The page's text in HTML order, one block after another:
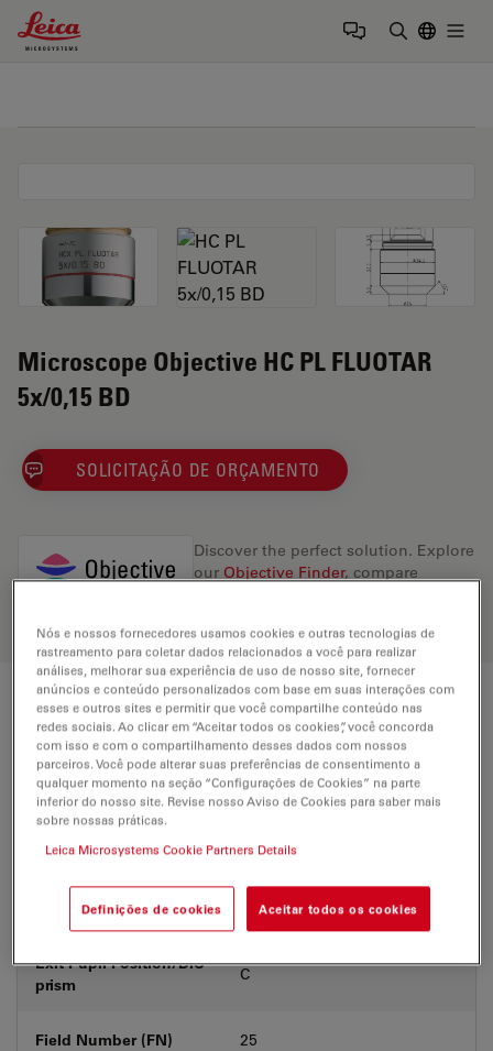
Leica Microsystems Logo
Microscope Objective HC PL FLUOTAR
5x/0,15 BD
SOLICITAÇÃO DE ORÇAMENTO
Discover the perfect solution. Explore
our Objective Finder, compare
Technical Specs
Product Number 11566046
Correction Ring (CORR) -
Coverglass With & without
Exit Pupil Position/DIC
prism
C
Field Number (FN) 25
Nós e nossos fornecedores usamos cookies e outras tecnologias de
rastreamento para coletar dados relacionados a você para realizar
análises, melhorar sua experiência de uso de nosso site, fornecer
anúncios e conteúdo personalizados com base em suas interações com
esses e outros sites e permitir que você compartilhe conteúdo nas
redes sociais. Ao clicar em “Aceitar todos os cookies”, você concorda
com isso e com o compartilhamento desses dados com nossos
parceiros. Você pode alterar suas preferências de consentimento a
qualquer momento na seção “Configurações de Cookies” na parte
inferior do nosso site. Revise nosso Aviso de Cookies para saber mais
sobre nossas práticas.
Leica Microsystems Cookie Partners Details
Definições de cookies Aceitar todos os cookies